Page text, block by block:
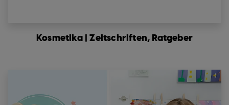
Kosmetika | Zeitschriften, Ratgeber